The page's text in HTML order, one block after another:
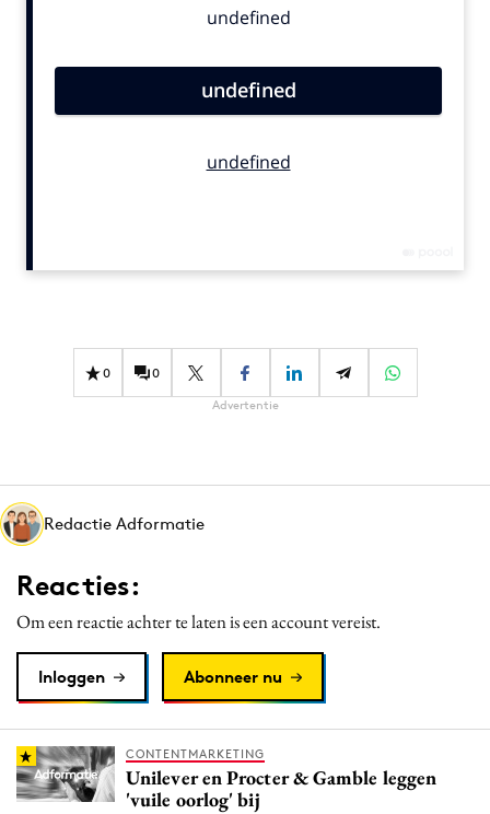
Contentmarketing
Effectiviteit
Gedragsverandering
Martech
Media
Merkstrategie
PR
Programmatic
Reputatie & crisis
0 0
Advertentie
Redactie Adformatie
Reacties:
Om een reactie achter te laten is een account vereist.
Inloggen Abonneer nu
CONTENTMARKETING
Unilever en Procter & Gamble leggen
'vuile oorlog' bij